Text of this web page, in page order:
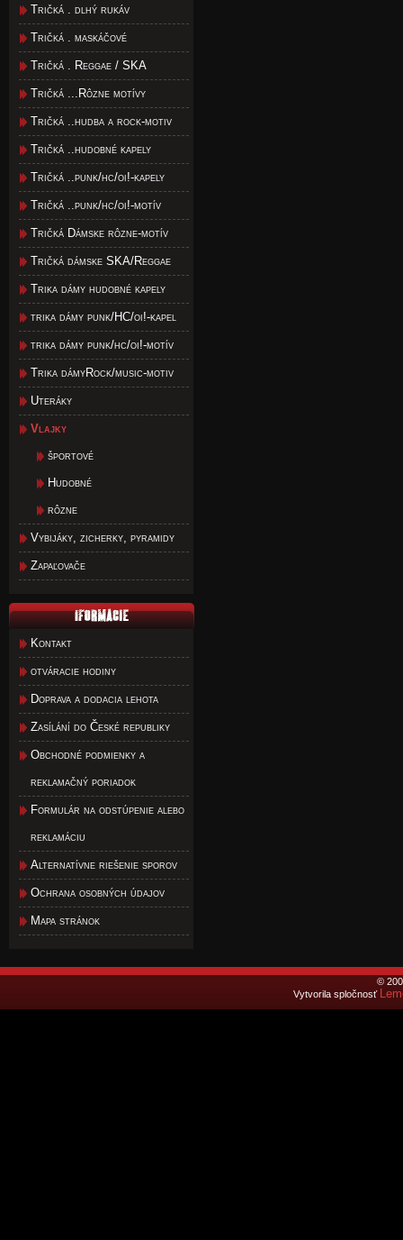
Tričká . dlhý rukáv
Tričká . maskáčové
Tričká . Reggae / SKA
Tričká ...Rôzne motívy
Tričká ..hudba a rock-motiv
Tričká ..hudobné kapely
Tričká ..punk/hc/oi!-kapely
Tričká ..punk/hc/oi!-motív
Tričká Dámske rôzne-motív
Tričká dámske SKA/Reggae
Trika dámy hudobné kapely
trika dámy punk/HC/oi!-kapel
trika dámy punk/hc/oi!-motív
Trika dámyRock/music-motiv
Uteráky
Vlajky
športové
Hudobné
rôzne
Vybijáky, zicherky, pyramidy
Zapaľovače
Kontakt
otváracie hodiny
Doprava a dodacia lehota
Zasílání do České republiky
Obchodné podmienky a
reklamačný poriadok
Formulár na odstúpenie alebo
reklamáciu
Alternatívne riešenie sporov
Ochrana osobných údajov
Mapa stránok
©
Vytvorila spločnosť